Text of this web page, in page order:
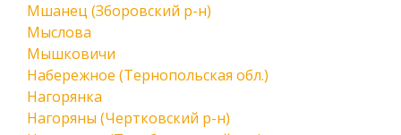
Мшанец (Зборовский р-н)
Мыслова
Мышковичи
Набережное (Тернопольская обл.)
Нагорянка
Нагоряны (Чертковский р-н)